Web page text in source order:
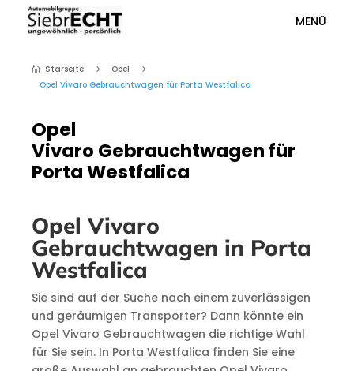
MENÜ
 Starseite 5 Opel
5
Opel Vivaro Gebrauchtwagen für Porta Westfalica
Opel
Vivaro Gebrauchtwagen für
Porta Westfalica
Opel Vivaro
Gebrauchtwagen in Porta
Westfalica
Sie sind auf der Suche nach einem zuverlässigen
und geräumigen Transporter? Dann könnte ein
Opel Vivaro Gebrauchtwagen die richtige Wahl
für Sie sein. In Porta Westfalica finden Sie eine